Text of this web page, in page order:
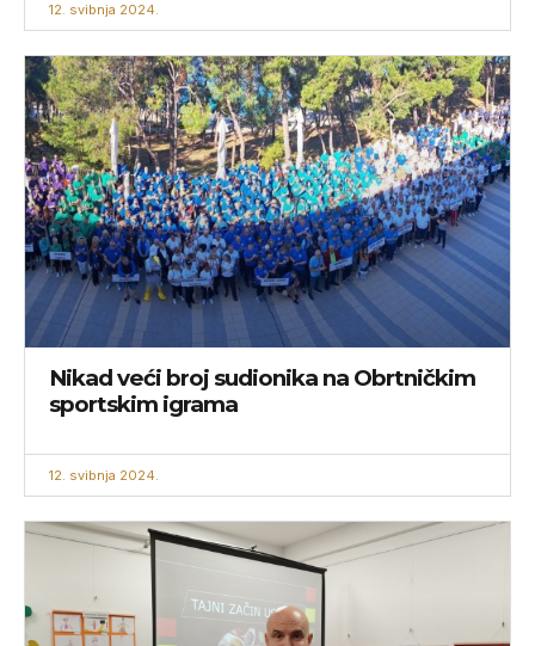
12. svibnja 2024.
Nikad veći broj sudionika na Obrtničkim
sportskim igrama
12. svibnja 2024.